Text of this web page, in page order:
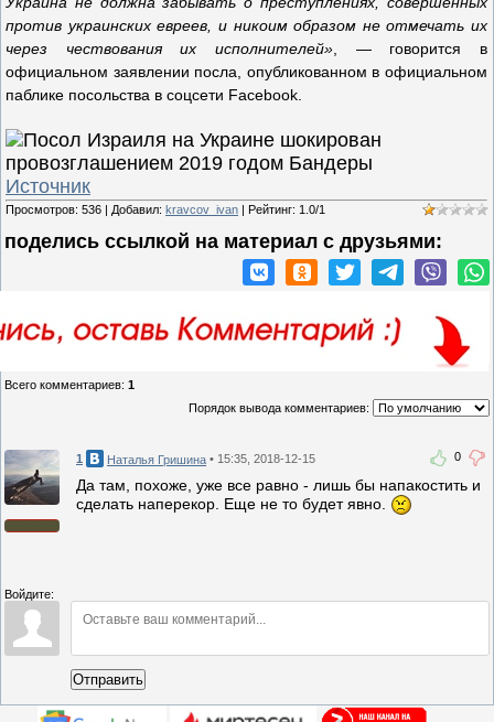
против украинских евреев, и никоим образом не отмечать их
через чествования их исполнителей» , — говорится в
официальном заявлении посла, опубликованном в официальном
паблике посольства в соцсети Facebook.
Источник
Просмотров: 536 | Добавил: kravcov_ivan | Рейтинг: 1.0/1
поделись ссылкой на материал c друзьями:
Всего комментариев: 1
Порядок вывода комментариев:
0
1 Наталья Гришина • 15:35, 2018-12-15
Да там, похоже, уже все равно - лишь бы напакостить и
сделать наперекор. Еще не то будет явно.
Войдите:
Отправить